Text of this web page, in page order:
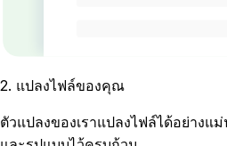
2. แปลงไฟล์ของคุณ
ตัวแปลงของเราแปลงไฟล์ได้อย่างแ